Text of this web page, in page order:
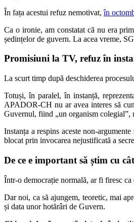
În fața acestui refuz nemotivat,în
Ca o ironie, am constatat că nu era
ședințelor de guvern. La acea vreme,
Promisiuni la TV, refuz în
La scurt timp după deschiderea
Totuși, în paralel, în instanță,
APADOR-CH nu ar avea interes să
Guvernul, fiind „un organism colegial”,
Instanța a respins aceste non-
blocat prin invocarea nejustificată a
De ce e important să știm cu
Într-o democrație normală, ar fi firesc
Dar noi, ca să ajungem, teoretic, mai
și data unor hotărâri de Guvern.